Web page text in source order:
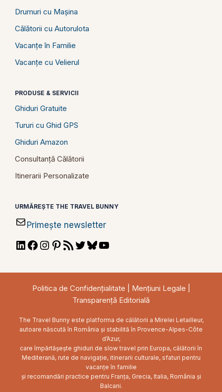
Drumuri cu Mașina
Călătorii cu Autorulota
Vacanțe în Familie
Vacanțe cu Velierul
PRODUSE & SERVICII
Ghiduri Gratuite
Tururi cu Ghid GPS
Ghiduri Amazon
Consultanță Călătorii
Itinerarii Personalizate
URMĂREȘTE THE TRAVEL BUNNY
Primește newsletter
LinkedIn
Facebook
Instagram
Pinterest
RSSTwitterBluesky
Politica de Confidențialitate Mențiuni Legale
Transparență Editorială
The Travel Bunny este platforma de călătorii a Mirelei Letailleur,
autoare născută în România și stabilită în Provence-Alpes-Côte
d’Azur,
care împărtășește ghiduri de slow travel prin Europa, călătorii în
Mediterană, rute de navigație, itinerarii culturale, sfaturi pentru
vacanțe în familie
și recomandări practice pentru Franța, Grecia, Italia, România și
Balcani.